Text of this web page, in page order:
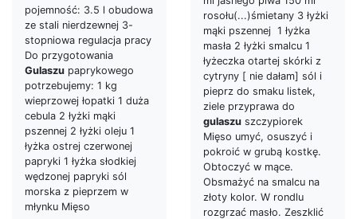
pojemność: 3.5 l obudowa
ze stali nierdzewnej 3-
stopniowa regulacja pracy
Do przygotowania
Gulaszu paprykowego
potrzebujemy: 1 kg
wieprzowej łopatki 1 duża
cebula 2 łyżki mąki
pszennej 2 łyżki oleju 1
łyżka ostrej czerwonej
papryki 1 łyżka słodkiej
wędzonej papryki sól
morska z pieprzem w
młynku Mięso
rosołu(...)śmietany 3 łyżki
mąki pszennej 1 łyżka
masła 2 łyżki smalcu 1
łyżeczka otartej skórki z
cytryny [ nie dałam] sól i
pieprz do smaku listek,
ziele przyprawa do
gulaszu szczypiorek
Mięso umyć, osuszyć i
pokroić w grubą kostkę.
Obtoczyć w mące.
Obsmażyć na smalcu na
złoty kolor. W rondlu
rozgrzać masło. Zeszklić